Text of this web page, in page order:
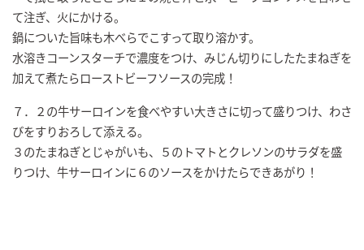
て注ぎ、火にかける。
鍋についた旨味も木べらでこすって取り溶かす。
水溶きコーンスターチで濃度をつけ、みじん切りにしたたまねぎを
加えて煮たらローストビーフソースの完成！
７．２の牛サーロインを食べやすい大きさに切って盛りつけ、わさ
びをすりおろして添える。
３のたまねぎとじゃがいも、５のトマトとクレソンのサラダを盛
りつけ、牛サーロインに６のソースをかけたらできあがり！